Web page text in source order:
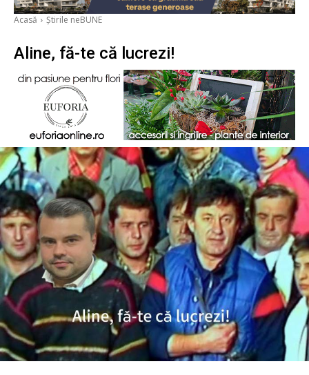
Acasă Știrile neBUNE
Aline, fă-te că lucrezi!